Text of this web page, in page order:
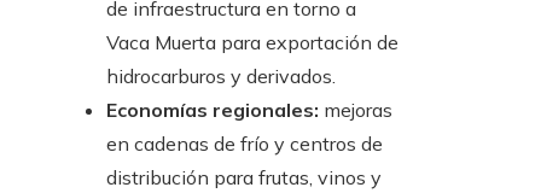
de infraestructura en torno a
Vaca Muerta para exportación de
hidrocarburos y derivados.
Economías regionales: mejoras
en cadenas de frío y centros de
distribución para frutas, vinos y